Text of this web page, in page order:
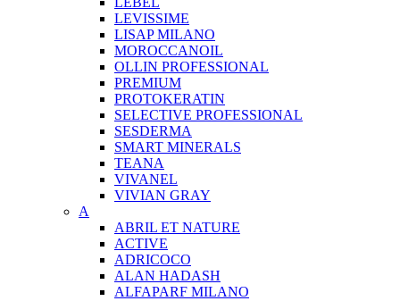
LEVISSIME
LISAP MILANO
MOROCCANOIL
OLLIN PROFESSIONAL
PREMIUM
PROTOKERATIN
SELECTIVE PROFESSIONAL
SESDERMA
SMART MINERALS
TEANA
VIVANEL
VIVIAN GRAY
A
ABRIL ET NATURE
ACTIVE
ADRICOCO
ALAN HADASH
ALFAPARF MILANO